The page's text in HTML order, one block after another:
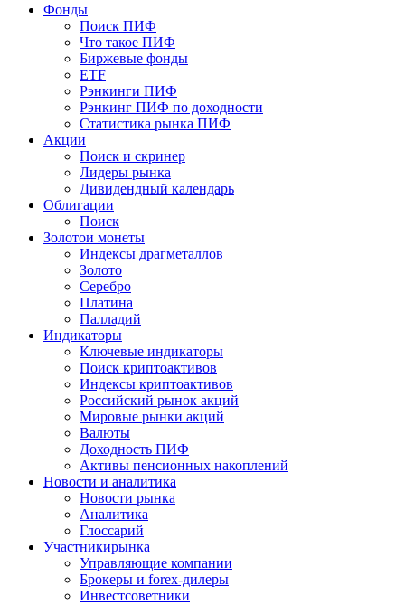
Фонды
Поиск ПИФ
Что такое ПИФ
Биржевые фонды
ETF
Рэнкинги ПИФ
Рэнкинг ПИФ по доходности
Статистика рынка ПИФ
Акции
Поиск и скринер
Лидеры рынка
Дивидендный календарь
Облигации
Поиск
Золотои монеты
Индексы драгметаллов
Золото
Серебро
Платина
Палладий
Индикаторы
Ключевые индикаторы
Поиск криптоактивов
Индексы криптоактивов
Российский рынок акций
Мировые рынки акций
Валюты
Доходность ПИФ
Активы пенсионных накоплений
Новости и аналитика
Новости рынка
Аналитика
Глоссарий
Участникирынка
Управляющие компании
Брокеры и forex-дилеры
Инвестсоветники